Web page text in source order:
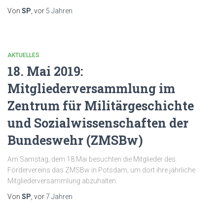
Von SP , vor 5 Jahren
AKTUELLES
18. Mai 2019:
Mitgliederversammlung im
Zentrum für Militärgeschichte
und Sozialwissenschaften der
Bundeswehr (ZMSBw)
Am Samstag, dem 18.Mai besuchten die Mitglieder des
Fördervereins das ZMSBw in Potsdam, um dort ihre jährliche
Mitgliederversammlung abzuhalten.
Von SP , vor7 Jahren